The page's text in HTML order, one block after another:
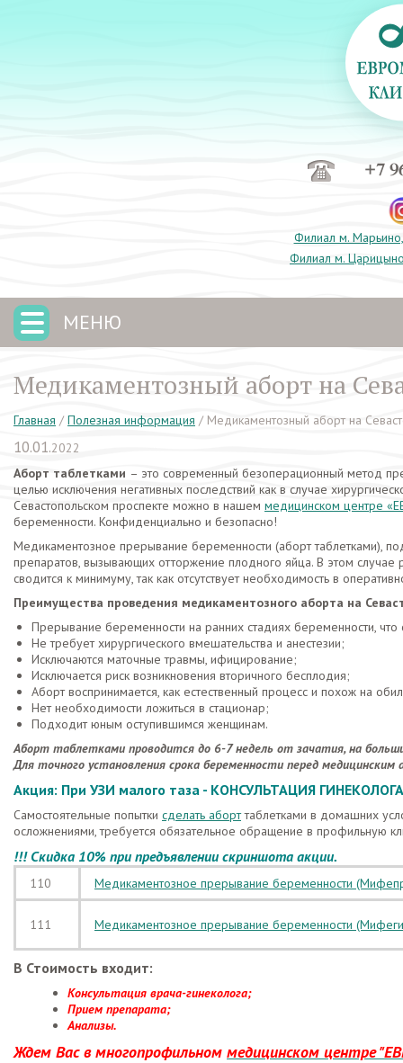
+7
Филиал м.
Филиал м.
МЕНЮ
Медикаментозный аборт на
Главная / Полезная информация / Медикаментозный аборт на
10.01.2022
Аборт таблетками – это современный безоперационный метод
целью исключения негативных последствий как в случае
Севастопольском проспекте можно в нашем медицинском центре
беременности. Конфиденциально и безопасно!
Медикаментозное прерывание беременности (аборт таблетками),
препаратов, вызывающих отторжение плодного яйца. В этом случае
сводится к минимуму, так как отсутствует необходимость в
Преимущества проведения медикаментозного аборта на
Прерывание беременности на ранних стадиях беременности,
Не требует хирургического вмешательства и анестезии;
Исключаются маточные травмы, ифицирование;
Исключается риск возникновения вторичного бесплодия;
Аборт воспринимается, как естественный процесс и похож на
Нет необходимости ложиться в стационар;
Подходит юным оступившимся женщинам.
Аборт таблетками проводится до 6-7 недель от зачатия, на
Для точного установления срока беременности перед
Акция: При УЗИ малого таза - КОНСУЛЬТАЦИЯ
Самостоятельные попытки сделать аборттаблетками в домашних
осложнениями, требуется обязательное обращение в профильную
!!! Скидка 10% при предъявлении скриншота акции.
110 Медикаментозное прeрывание бeременности
111 Медикаментозное прерывание беременности
В Стоимость входит:
Консультация врача-гинеколога;
Прием препарата;
Анализы.
Ждем Вас в многопрофильном медицинском центре